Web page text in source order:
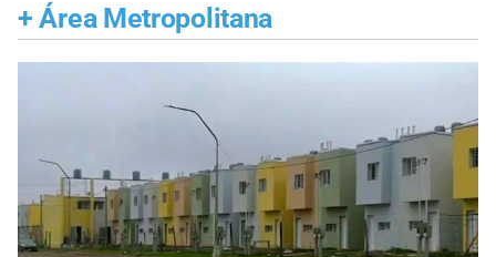
+ Área Metropolitana